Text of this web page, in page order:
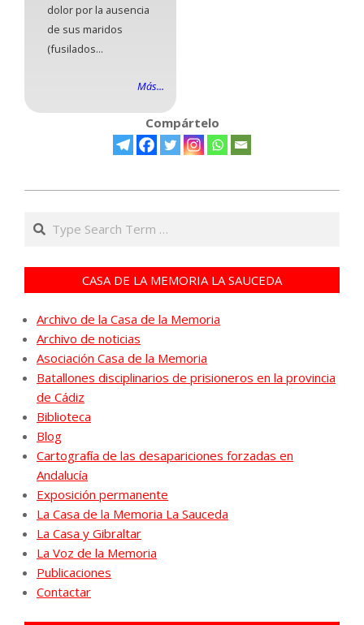
dolor por la ausencia
de sus maridos
(fusilados...
Más...
Compártelo
21
Search
CASA DE LA MEMORIA LA SAUCEDA
Archivo de la Casa de la Memoria
Archivo de noticias
Asociación Casa de la Memoria
Batallones disciplinarios de prisioneros en la provincia
de Cádiz
Biblioteca
Blog
Cartografía de las desapariciones forzadas en
Andalucía
Exposición permanente
La Casa de la Memoria La Sauceda
La Casa y Gibraltar
La Voz de la Memoria
Publicaciones
Contactar